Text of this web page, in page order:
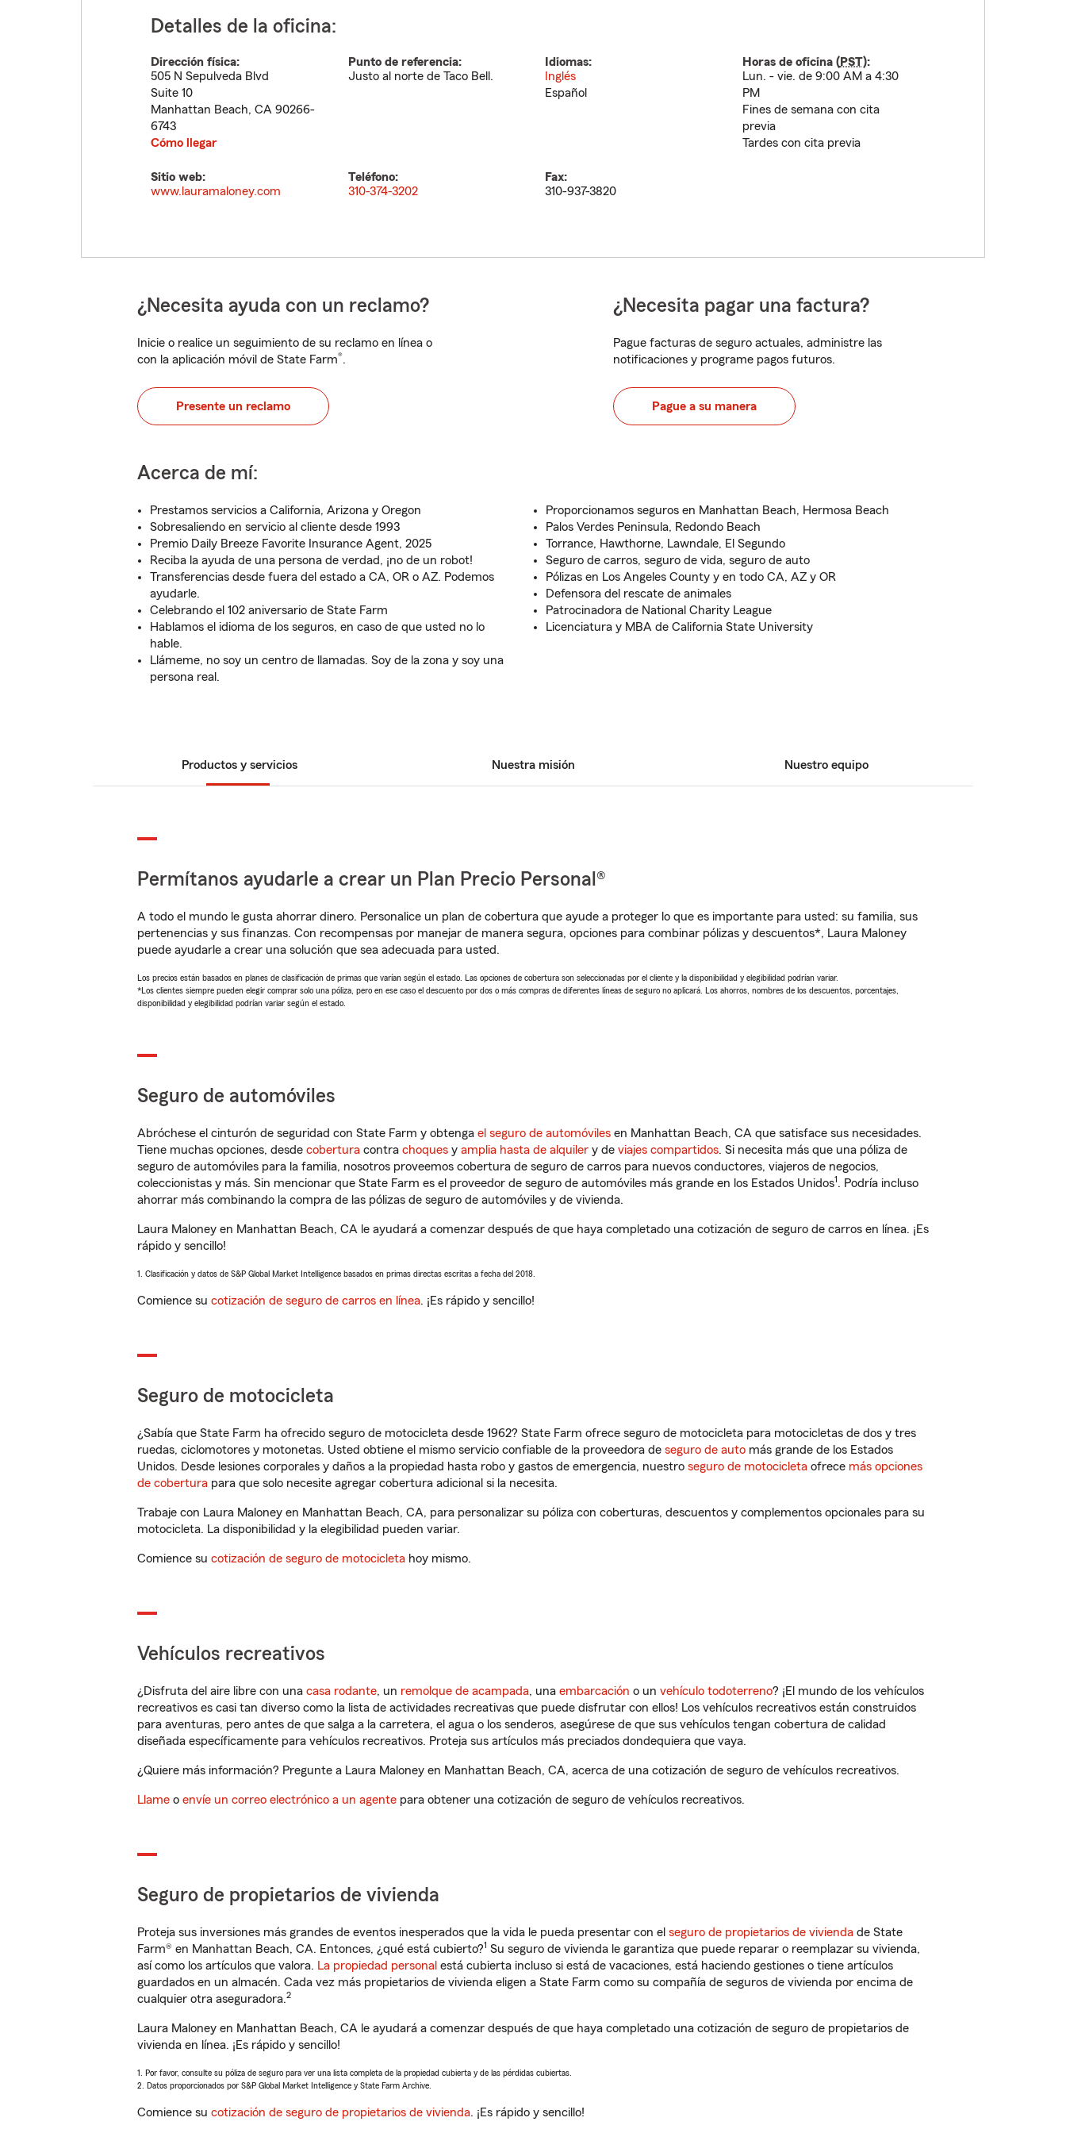
Detalles de la oficina:
Dirección física:
505 N Sepulveda Blvd
Suite 10
Manhattan Beach, CA 90266-
6743
Cómo llegar
Punto de referencia:
Justo al norte de Taco Bell.
Idiomas:
Inglés
Español
Horas de oficina (PST):
Lun. - vie. de 9:00 AM a 4:30
PM
Fines de semana con cita
previa
Tardes con cita previa
Sitio web:
www.lauramaloney.com
Teléfono:
310-374-3202
Fax:
310-937-3820
¿Necesita ayuda con un reclamo?
Inicie o realice un seguimiento de su reclamo en línea o
con la aplicación móvil de State Farm®.
Presente un reclamo
¿Necesita pagar una factura?
Pague facturas de seguro actuales, administre las
notificaciones y programe pagos futuros.
Pague a su manera
Acerca de mí:
Prestamos servicios a California, Arizona y Oregon
Sobresaliendo en servicio al cliente desde 1993
Premio Daily Breeze Favorite Insurance Agent, 2025
Reciba la ayuda de una persona de verdad, ¡no de un robot!
Transferencias desde fuera del estado a CA, OR o AZ. Podemos
ayudarle.
Celebrando el 102 aniversario de State Farm
Hablamos el idioma de los seguros, en caso de que usted no lo
hable.
Llámeme, no soy un centro de llamadas. Soy de la zona y soy una
persona real.
Proporcionamos seguros en Manhattan Beach, Hermosa Beach
Palos Verdes Peninsula, Redondo Beach
Torrance, Hawthorne, Lawndale, El Segundo
Seguro de carros, seguro de vida, seguro de auto
Pólizas en Los Angeles County y en todo CA, AZ y OR
Defensora del rescate de animales
Patrocinadora de National Charity League
Licenciatura y MBA de California State University
Productos y servicios Nuestra misión Nuestro equipo
Permítanos ayudarle a crear un Plan Precio Personal®
A todo el mundo le gusta ahorrar dinero. Personalice un plan de cobertura que ayude a proteger lo que es importante para usted: su familia, sus
pertenencias y sus finanzas. Con recompensas por manejar de manera segura, opciones para combinar pólizas y descuentos*, Laura Maloney
puede ayudarle a crear una solución que sea adecuada para usted.
Los precios están basados en planes de clasificación de primas que varían según el estado. Las opciones de cobertura son seleccionadas por el cliente y la disponibilidad y elegibilidad podrían variar.
*Los clientes siempre pueden elegir comprar solo una póliza, pero en ese caso el descuento por dos o más compras de diferentes líneas de seguro no aplicará. Los ahorros, nombres de los descuentos, porcentajes,
disponibilidad y elegibilidad podrían variar según el estado.
Seguro de automóviles
Abróchese el cinturón de seguridad con State Farm y obtenga el seguro de automóviles en Manhattan Beach, CA que satisface sus necesidades.
Tiene muchas opciones, desde cobertura contra choques y amplia hasta de alquiler y de viajes compartidos. Si necesita más que una póliza de
seguro de automóviles para la familia, nosotros proveemos cobertura de seguro de carros para nuevos conductores, viajeros de negocios,
coleccionistas y más. Sin mencionar que State Farm es el proveedor de seguro de automóviles más grande en los Estados Unidos1. Podría incluso
ahorrar más combinando la compra de las pólizas de seguro de automóviles y de vivienda.
Laura Maloney en Manhattan Beach, CA le ayudará a comenzar después de que haya completado una cotización de seguro de carros en línea. ¡Es
rápido y sencillo!
1. Clasificación y datos de S&P Global Market Intelligence basados en primas directas escritas a fecha del 2018.
Comience su cotización de seguro de carros en línea. ¡Es rápido y sencillo!
Seguro de motocicleta
¿Sabía que State Farm ha ofrecido seguro de motocicleta desde 1962? State Farm ofrece seguro de motocicleta para motocicletas de dos y tres
ruedas, ciclomotores y motonetas. Usted obtiene el mismo servicio confiable de la proveedora de seguro de auto más grande de los Estados
Unidos. Desde lesiones corporales y daños a la propiedad hasta robo y gastos de emergencia, nuestro seguro de motocicleta ofrece más opciones
de cobertura para que solo necesite agregar cobertura adicional si la necesita.
Trabaje con Laura Maloney en Manhattan Beach, CA, para personalizar su póliza con coberturas, descuentos y complementos opcionales para su
motocicleta. La disponibilidad y la elegibilidad pueden variar.
Comience su cotización de seguro de motocicleta hoy mismo.
Vehículos recreativos
¿Disfruta del aire libre con una casa rodante, un remolque de acampada, una embarcación o un vehículo todoterreno? ¡El mundo de los vehículos
recreativos es casi tan diverso como la lista de actividades recreativas que puede disfrutar con ellos! Los vehículos recreativos están construidos
para aventuras, pero antes de que salga a la carretera, el agua o los senderos, asegúrese de que sus vehículos tengan cobertura de calidad
diseñada específicamente para vehículos recreativos. Proteja sus artículos más preciados dondequiera que vaya.
¿Quiere más información? Pregunte a Laura Maloney en Manhattan Beach, CA, acerca de una cotización de seguro de vehículos recreativos.
Llame o envíe un correo electrónico a un agente para obtener una cotización de seguro de vehículos recreativos.
Seguro de propietarios de vivienda
Proteja sus inversiones más grandes de eventos inesperados que la vida le pueda presentar con el seguro de propietarios de vivienda de State
Farm® en Manhattan Beach, CA. Entonces, ¿qué está cubierto?1 Su seguro de vivienda le garantiza que puede reparar o reemplazar su vivienda,
así como los artículos que valora. La propiedad personal está cubierta incluso si está de vacaciones, está haciendo gestiones o tiene artículos
guardados en un almacén. Cada vez más propietarios de vivienda eligen a State Farm como su compañía de seguros de vivienda por encima de
cualquier otra aseguradora.2
Laura Maloney en Manhattan Beach, CA le ayudará a comenzar después de que haya completado una cotización de seguro de propietarios de
vivienda en línea. ¡Es rápido y sencillo!
1. Por favor, consulte su póliza de seguro para ver una lista completa de la propiedad cubierta y de las pérdidas cubiertas.
2. Datos proporcionados por S&P Global Market Intelligence y State Farm Archive.
Comience su cotización de seguro de propietarios de vivienda. ¡Es rápido y sencillo!